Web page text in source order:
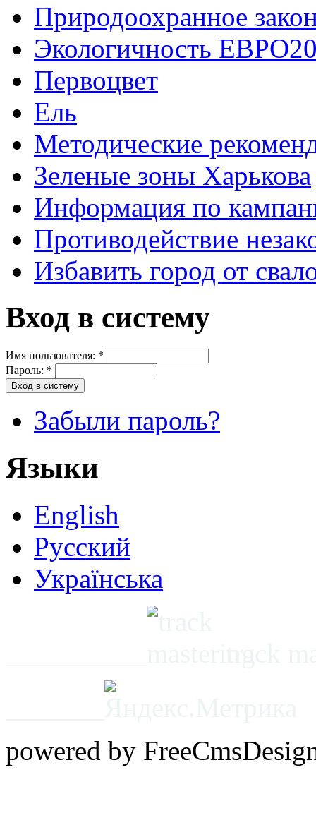
Природоохранное
Экологичность
Первоцвет
Ель
Методические
Зеленые зоны Харькова
Информация по
Противодействие
Избавить город от
Вход в систему
Имя пользователя: *
Пароль: *
Забыли пароль?
Языки
English
Русский
Українська
powered by